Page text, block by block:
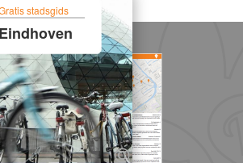
stadsgids
Eindhoven